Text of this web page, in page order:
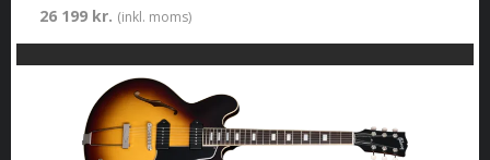
26 199 kr. (inkl. moms)